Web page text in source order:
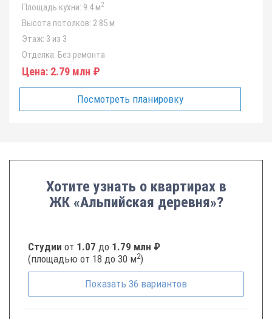
Площадь кухни: 9.4 м2
Высота потолков: 2.85 м
Этаж: 3 из 3
Отделка: Без ремонта
Цена: 2.79 млн ₽
Посмотреть планировку
Хотите узнать о квартирах в
ЖК «Альпийская деревня»?
Студии от 1.07 до 1.79 млн ₽
(площадью от 18 до 30 м2)
Показать 36 вариантов